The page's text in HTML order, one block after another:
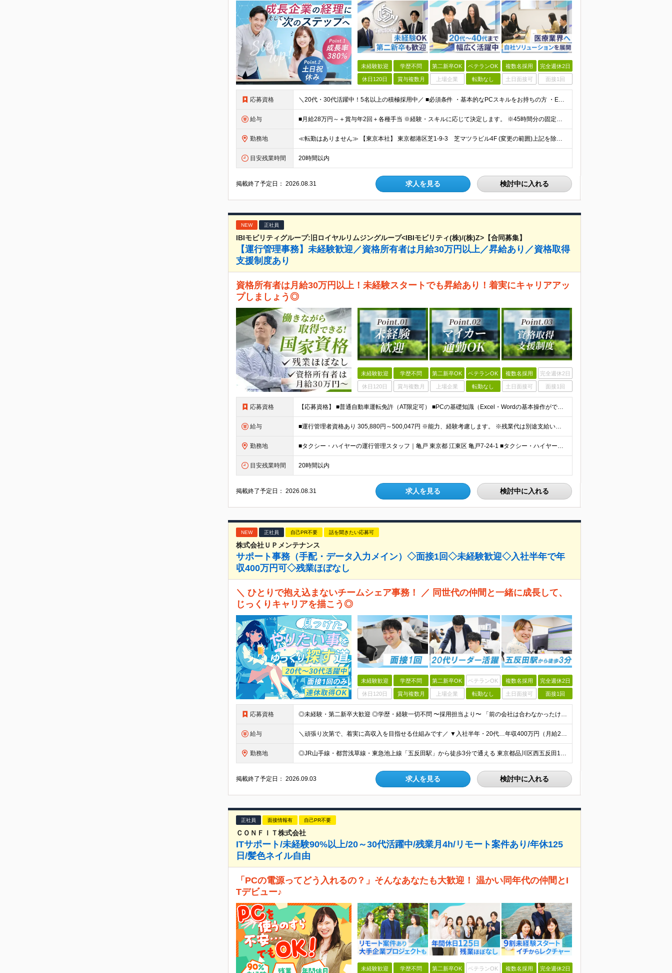
未経験歓迎 学歴不問 第二新卒OK ベテランOK 複数名採用 完全週休2日
休日120日 賞与複数月 上場企業 転勤なし 土日面接可 面接1回
応募資格 ＼20代・30代活躍中！5名以上の積極採用中／ ■必須条件 ・基本的なPCスキルをお持ちの方 ・ExcelまたはGoogleスプレッドシートの利用経験 □未経験OK □第二新卒歓迎 □学歴不問 □フリ
給与 ■月給28万円～＋賞与年2回＋各種手当 ※経験・スキルに応じて決定します。 ※45時間分の固定残業代（73,000円～）を含みます。超過分は全額支給します。 ※試用期間3～6ヶ月／給与と待遇変更なし
勤務地 ≪転勤はありません≫ 【東京本社】 東京都港区芝1-9-3 芝マツラビル4F (変更の範囲)上記を除く当社関連勤務地
目安残業時間 20時間以内
掲載終了予定日：2026.08.31 求人を見る 検討中に入れる
NEW 正社員
IBIモビリティグループ:旧ロイヤルリムジングループ<IBIモビリティ(株)/(株)Z>【合同募集】
【運行管理事務】未経験歓迎／資格所有者は月給30万円以上／昇給あり／資格取得
支援制度あり
資格所有者は月給30万円以上！未経験スタートでも昇給あり！着実にキャリアアッ
プしましょう◎
未経験歓迎 学歴不問 第二新卒OK ベテランOK 複数名採用 完全週休2日
休日120日 賞与複数月 上場企業 転勤なし 土日面接可 面接1回
応募資格 【応募資格】 ■普通自動車運転免許（AT限定可） ■PCの基礎知識（Excel・Wordの基本操作ができればOK） 【歓迎資格】 ■旅客運行管理者 ■衛生管理者資格 など ※各種資格所有者は優遇
給与 ■運行管理者資格あり 305,880円～500,047円 ※能力、経験考慮します。 ※残業代は別途支給いたします。 ■未経験・運行管理資格なし 265,982円～433,551円 ※能力、経験考慮し
勤務地 ■タクシー・ハイヤーの運行管理スタッフ｜亀戸 東京都 江東区 亀戸7-24-1 ■タクシー・ハイヤーの運行管理スタッフ｜船堀 東京都 江戸川区 船堀5丁目12-15 ■タクシー・ハイヤーの運行管理
目安残業時間 20時間以内
掲載終了予定日：2026.08.31 求人を見る 検討中に入れる
NEW 正社員 自己PR不要 話を聞きたい応募可
株式会社ＵＰメンテナンス
サポート事務（手配・データ入力メイン）◇面接1回◇未経験歓迎◇入社半年で年
収400万円可◇残業ほぼなし
＼ ひとりで抱え込まないチームシェア事務！ ／ 同世代の仲間と一緒に成長して、
じっくりキャリアを描こう◎
未経験歓迎 学歴不問 第二新卒OK ベテランOK 複数名採用 完全週休2日
休日120日 賞与複数月 上場企業 転勤なし 土日面接可 面接1回
応募資格 ◎未経験・第二新卒大歓迎 ◎学歴・経験一切不問 〜採用担当より〜 「前の会社は合わなかったけど、次こそは」「自分のペースでコツコツ頑張りたい」そんな想いがあれば十分。今の時点でのスキルや過去の挫折は
給与 ＼頑張り次第で、着実に高収入を目指せる仕組みです／ ▼入社半年・20代…年収400万円（月給25万円＋賞与） ▼入社3年目・29歳…年収520万円（月給33万円＋賞与） ゆくゆくは主任（年収450万〜
勤務地 ◎JR山手線・都営浅草線・東急池上線「五反田駅」から徒歩3分で通える 東京都品川区西五反田1-29-1 コイズミビル8階 (変更の範囲)上記を除く当社関連勤務地
掲載終了予定日：2026.09.03 求人を見る 検討中に入れる
正社員 面接情報有 自己PR不要
ＣＯＮＦＩＴ株式会社
ITサポート/未経験90%以上/20～30代活躍中/残業月4h/リモート案件あり/年休125
日/髪色ネイル自由
「PCの電源ってどう入れるの？」そんなあなたも大歓迎！ 温かい同年代の仲間とI
Tデビュー♪
未経験歓迎 学歴不問 第二新卒OK ベテランOK 複数名採用 完全週休2日